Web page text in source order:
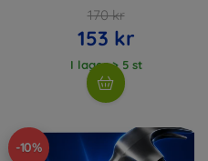
170 kr
153 kr
I lager > 5 st
-10%